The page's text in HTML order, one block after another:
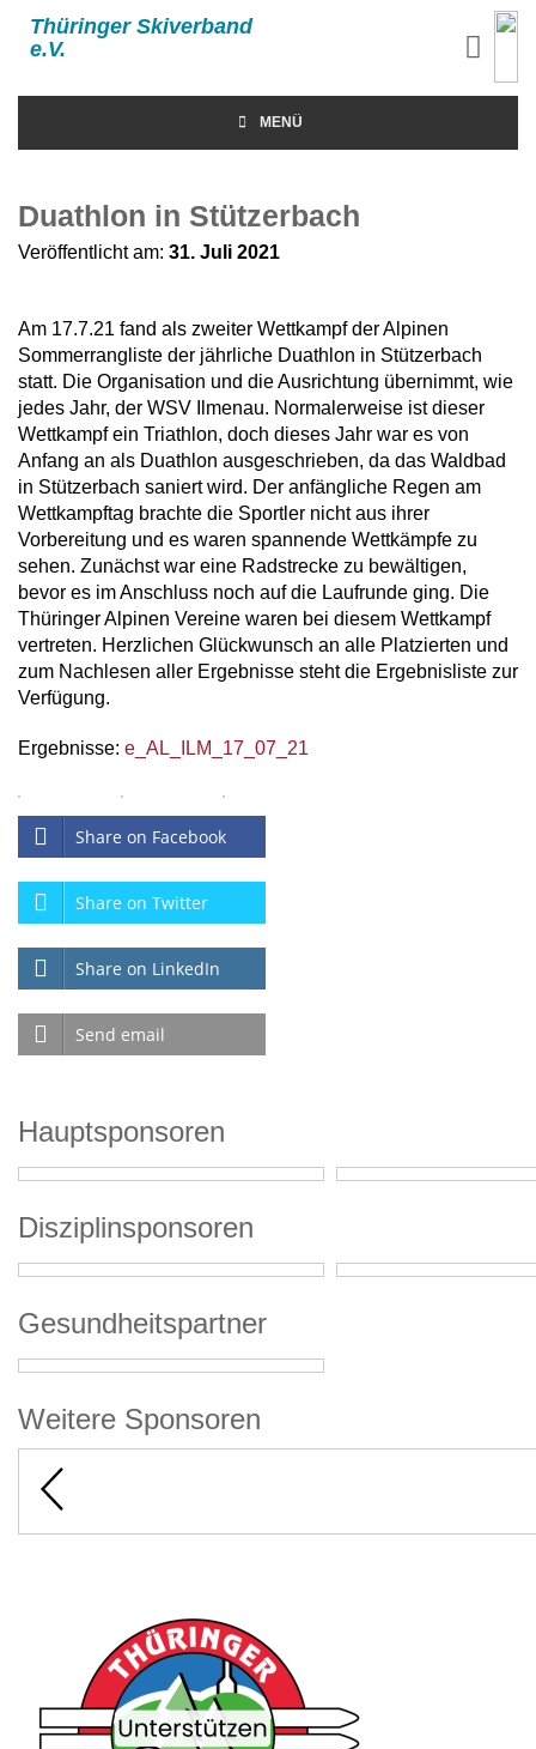
Thüringer Skiverband
e.V.
MENÜ
Duathlon in Stützerbach
Veröffentlicht am: 31. Juli 2021
Am 17.7.21 fand als zweiter Wettkampf der Alpinen
Sommerrangliste der jährliche Duathlon in Stützerbach
statt. Die Organisation und die Ausrichtung übernimmt, wie
jedes Jahr, der WSV Ilmenau. Normalerweise ist dieser
Wettkampf ein Triathlon, doch dieses Jahr war es von
Anfang an als Duathlon ausgeschrieben, da das Waldbad
in Stützerbach saniert wird. Der anfängliche Regen am
Wettkampftag brachte die Sportler nicht aus ihrer
Vorbereitung und es waren spannende Wettkämpfe zu
sehen. Zunächst war eine Radstrecke zu bewältigen,
bevor es im Anschluss noch auf die Laufrunde ging. Die
Thüringer Alpinen Vereine waren bei diesem Wettkampf
vertreten. Herzlichen Glückwunsch an alle Platzierten und
zum Nachlesen aller Ergebnisse steht die Ergebnisliste zur
Verfügung.
Ergebnisse: e_AL_ILM_17_07_21
Share on Facebook
Share on Twitter
Share on LinkedIn
Send email
Hauptsponsoren
Disziplinsponsoren
Gesundheitspartner
Weitere Sponsoren